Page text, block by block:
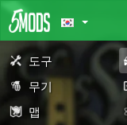
도구
무기
맵